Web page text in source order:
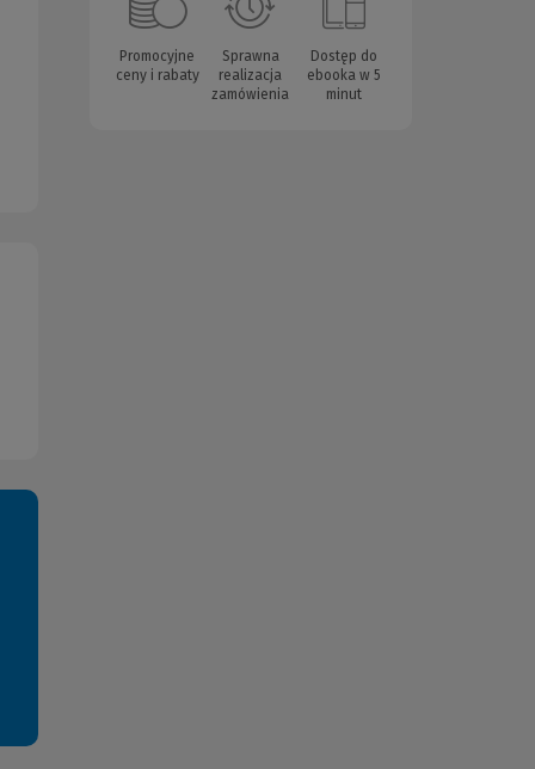
Promocyjne
ceny i rabaty
Sprawna
realizacja
zamówienia
Dostęp do
ebooka w 5
minut